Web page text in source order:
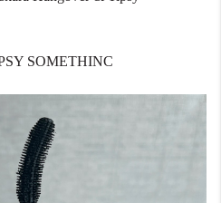
SOMETHINC